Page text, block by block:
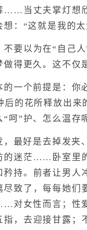
当丈夫掌灯想
：“这就是我的太
以为在“自己人
得更久。这不仅
个前提是：你
的花所释放出来
呵”护、怎么温存
好是去掉发夹
迷茫……卧室里
持。前者让男人
致了，每每她们
对女性而言；性
，去迎接甘露